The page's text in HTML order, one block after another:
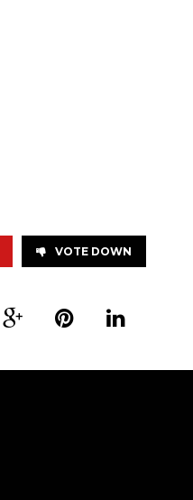
VOTE DOWN